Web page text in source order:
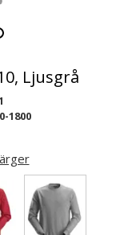
Ljusgrå
1800